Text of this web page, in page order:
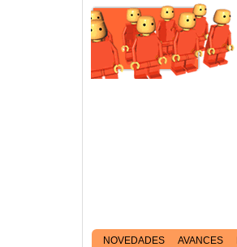
NOVEDADES AVANCES